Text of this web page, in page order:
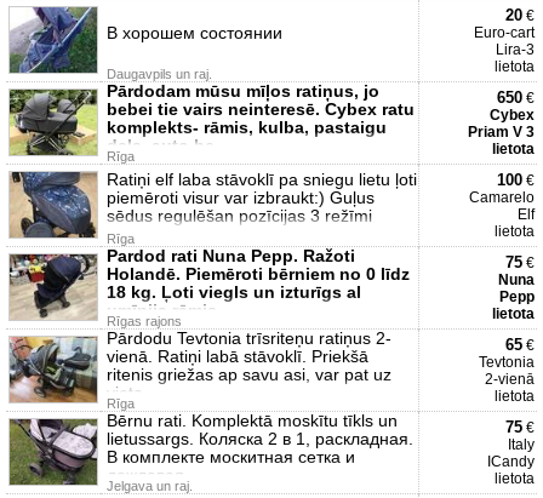
В хорошем состоянии
Daugavpils un raj.
20 €
Euro-cart
Lira-3
lietota
Pārdodam mūsu mīļos ratiņus, jo
bebei tie vairs neinteresē. Cybex ratu
komplekts- rāmis, kulba, pastaigu
daļa, auto be
Rīga
650 €
Cybex
Priam V 3
lietota
Ratiņi elf laba stāvoklī pa sniegu lietu ļoti
piemēroti visur var izbraukt:) Guļus
sēdus regulēšan pozīcijas 3 režīmi
Rīga
100 €
Camarelo
Elf
lietota
Pardod rati Nuna Pepp. Ražoti
Holandē. Piemēroti bērniem no 0 līdz
18 kg. Ļoti viegls un izturīgs al
umīnija rāmis,
Rīgas rajons
75 €
Nuna
Pepp
lietota
Pārdodu Tevtonia trīsriteņu ratiņus 2-
vienā. Ratiņi labā stāvoklī. Priekšā
ritenis griežas ap savu asi, var pat uz
vieta
Rīga
65 €
Tevtonia
2-vienā
lietota
Bērnu rati. Komplektā moskītu tīkls un
lietussargs. Коляска 2 в 1, раскладная.
В комплекте москитная сетка и
дождевая
Jelgava un raj.
75 €
Italy
ICandy
lietota